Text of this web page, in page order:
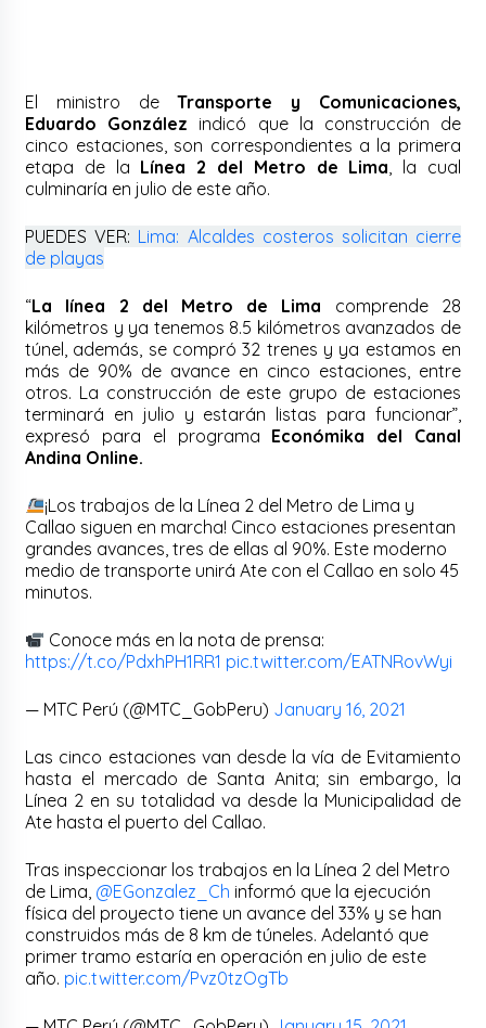
El ministro deTransporte y Comunicaciones,
Eduardo González indicó que la construcción de
cinco estaciones, son correspondientes a la primera
etapa de la Línea 2 del Metro de Lima , la cual
culminaría en julio de este año.
PUEDES VER: Lima: Alcaldes costeros solicitan cierre
de playas
“La línea 2 del Metro de Lima comprende 28
kilómetros y ya tenemos 8.5 kilómetros avanzados de
túnel, además, se compró 32 trenes y ya estamos en
más de 90% de avance en cinco estaciones, entre
otros. La construcción de este grupo de estaciones
terminará en julio y estarán listas para funcionar”,
expresó para el programa Económika del Canal
Andina Online.
¡Los trabajos de la Línea 2 del Metro de Lima y
Callao siguen en marcha! Cinco estaciones presentan
grandes avances, tres de ellas al 90%. Este moderno
medio de transporte unirá Ate con el Callao en solo 45
minutos.
Conoce más en la nota de prensa:
https://t.co/PdxhPH1RR1 pic.twitter.com/EATNRovWyi
— MTC Perú (@MTC_GobPeru) January 16, 2021
Las cinco estaciones van desde la vía de Evitamiento
hasta el mercado de Santa Anita; sin embargo, la
Línea 2 en su totalidad va desde la Municipalidad de
Ate hasta el puerto del Callao.
Tras inspeccionar los trabajos en la Línea 2 del Metro
de Lima, @EGonzalez_Ch informó que la ejecución
física del proyecto tiene un avance del 33% y se han
construidos más de 8 km de túneles. Adelantó que
primer tramo estaría en operación en julio de este
año. pic.twitter.com/Pvz0tzOgTb